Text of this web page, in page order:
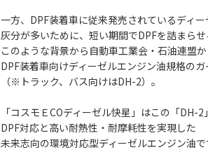
一方、DPF装着車に従来発売されているディー
灰分が多いために、短い期間でDPFを詰まらせ
このような背景から自動車工業会・石油連盟か
DPF装着車向けディーゼルエンジン油規格の
（※トラック、バス向けはDH-2）。
「コスモＥCOディーゼル快星」はこの「DH-2
DPF対応と高い耐熱性・耐摩耗性を実現した
未来志向の環境対応型ディーゼルエンジン油で